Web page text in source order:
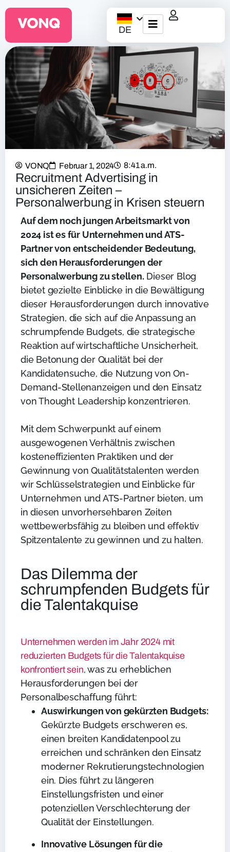
DE
EQO Workflow
Für ATS/HCM
Ressourcen
VONQ Februar 1, 2024 8:41 a.m.
Recruitment Advertising in
unsicheren Zeiten –
Personalwerbung in Krisen steuern
Auf dem noch jungen Arbeitsmarkt von
2024 ist es für Unternehmen und ATS-
Partner von entscheidender Bedeutung,
sich den Herausforderungen der
Personalwerbung zu stellen. Dieser Blog
bietet gezielte Einblicke in die Bewältigung
dieser Herausforderungen durch innovative
Strategien, die sich auf die Anpassung an
schrumpfende Budgets, die strategische
Reaktion auf wirtschaftliche Unsicherheit,
die Betonung der Qualität bei der
Kandidatensuche, die Nutzung von On-
Demand-Stellenanzeigen und den Einsatz
von Thought Leadership konzentrieren.
Mit dem Schwerpunkt auf einem
ausgewogenen Verhältnis zwischen
kosteneffizienten Praktiken und der
Gewinnung von Qualitätstalenten werden
wir Schlüsselstrategien und Einblicke für
Unternehmen und ATS-Partner bieten, um
in diesen unvorhersehbaren Zeiten
wettbewerbsfähig zu bleiben und effektiv
Spitzentalente zu gewinnen und zu halten.
Das Dilemma der
schrumpfenden Budgets für
die Talentakquise
Unternehmen werden im Jahr 2024 mit
reduzierten Budgets für die Talentakquise
konfrontiert sein, was zu erheblichen
Herausforderungen bei der
Personalbeschaffung führt:
Auswirkungen von gekürzten Budgets:
Gekürzte Budgets erschweren es,
einen breiten Kandidatenpool zu
erreichen und schränken den Einsatz
moderner Rekrutierungstechnologien
ein. Dies führt zu längeren
Einstellungsfristen und einer
potenziellen Verschlechterung der
Qualität der Einstellungen.
Innovative Lösungen für die